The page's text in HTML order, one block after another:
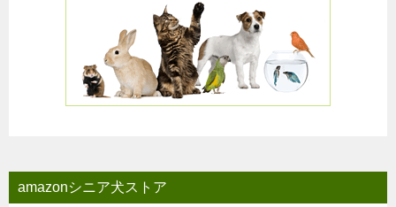
amazonシニア犬ストア